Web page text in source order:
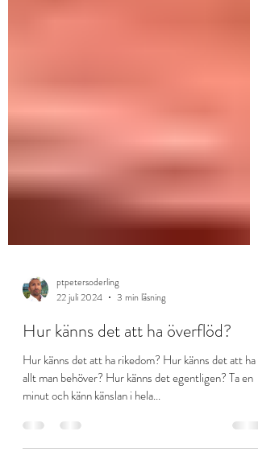
ptpetersoderling
22 juli 2024
3 min läsning
Hur känns det att ha överflöd?
allt man behöver? Hur känns det egentligen? Ta en